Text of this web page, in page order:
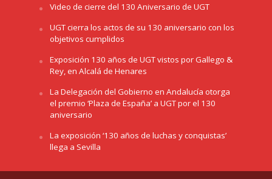
Video de cierre del 130 Aniversario de UGT
UGT cierra los actos de su 130 aniversario con los
objetivos cumplidos
Exposición 130 años de UGT vistos por Gallego &
Rey, en Alcalá de Henares
La Delegación del Gobierno en Andalucía otorga
el premio ‘Plaza de España’ a UGT por el 130
aniversario
La exposición ‘130 años de luchas y conquistas’
llega a Sevilla